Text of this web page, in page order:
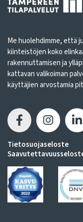
Me huolehdimme, että
kiinteistöjen koko
rakennuttamisen ja
kattavan valikoiman
käyttäjien arvostamia
Tietosuojaseloste